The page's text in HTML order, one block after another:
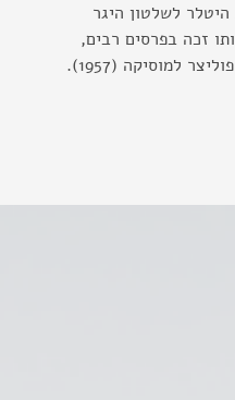
לשלטון היגר
זכה בפרסים רבים,
למוסיקה (1957).